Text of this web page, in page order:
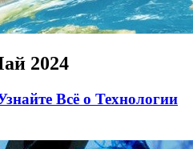
2024
Всё о Технологии